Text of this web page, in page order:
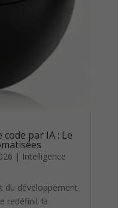
par IA : Le
| Intelligence
du développement
redéfinit la